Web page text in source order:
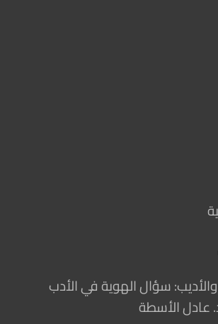
سؤال الهوية في الأدب
عادل الأسطة